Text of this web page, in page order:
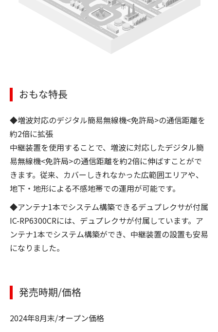
おもな特長
◆増波対応のデジタル簡易無線機<免許局>の通信距離を
約2倍に拡張
中継装置を使用することで、増波に対応したデジタル簡
易無線機<免許局>の通信距離を約2倍に伸ばすことがで
きます。従来、カバーしきれなかった広範囲エリアや、
地下・地形による不感地帯での運用が可能です。
◆アンテナ1本でシステム構築できるデュプレクサが付属
IC-RP6300CRには、デュプレクサが付属しています。ア
ンテナ1本でシステム構築ができ、中継装置の設置も安易
になりました。
発売時期/価格
2024年8月末/オープン価格